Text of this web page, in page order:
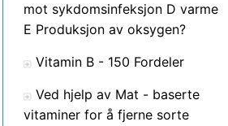
mot sykdomsinfeksjon D varme
E Produksjon av oksygen?
Vitamin B - 150 Fordeler
Ved hjelp av Mat - baserte
vitaminer for å fjerne sorte